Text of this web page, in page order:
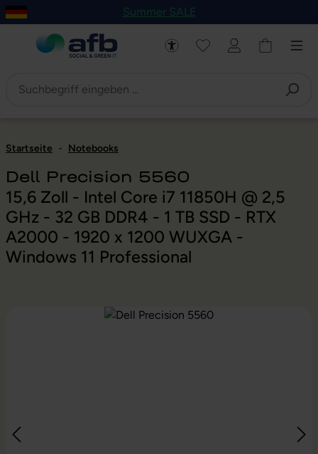
Hauptinhalt springen
Zur Navigation der B2B-Plattform springen
Summer SALE
Startseite - Notebooks
Dell Precision 5560
15,6 Zoll - Intel Core i7 11850H @ 2,5
GHz - 32 GB DDR4 - 1 TB SSD - RTX
A2000 - 1920 x 1200 WUXGA -
Windows 11 Professional
Bildergalerie überspringen